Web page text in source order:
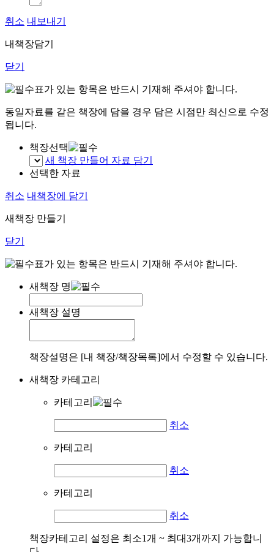
취소 내보내기
내책장담기
닫기
표가 있는 항목은 반드시 기재해 주셔야 합니다.
동일자료를 같은 책장에 담을 경우 담은 시점만 최신으로 수정
됩니다.
책장선택
새 책장 만들어 자료 담기
선택한 자료
취소 내책장에 담기
새책장 만들기
닫기
표가 있는 항목은 반드시 기재해 주셔야 합니다.
새책장 명
새책장 설명
책장설명은 [내 책장/책장목록]에서 수정할 수 있습니다.
새책장 카테고리
카테고리
취소
카테고리
취소
카테고리
취소
책장카테고리 설정은 최소1개 ~ 최대3개까지 가능합니